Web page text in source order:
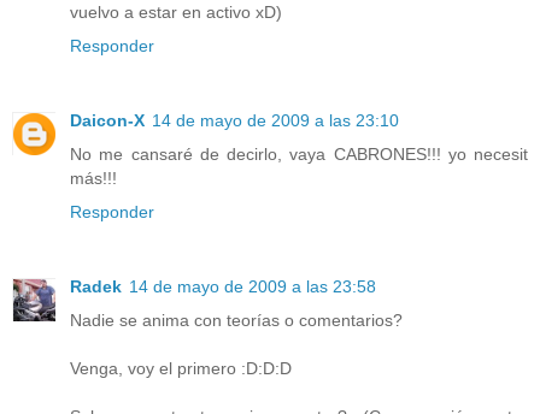
vuelvo a estar en activo xD)
Responder
Daicon-X 14 de mayo de 2009 a las 23:10
No me cansaré de decirlo, vaya CABRONES!!! yo necesit
más!!!
Responder
Radek 14 de mayo de 2009 a las 23:58
Nadie se anima con teorías o comentarios?
Venga, voy el primero :D:D:D